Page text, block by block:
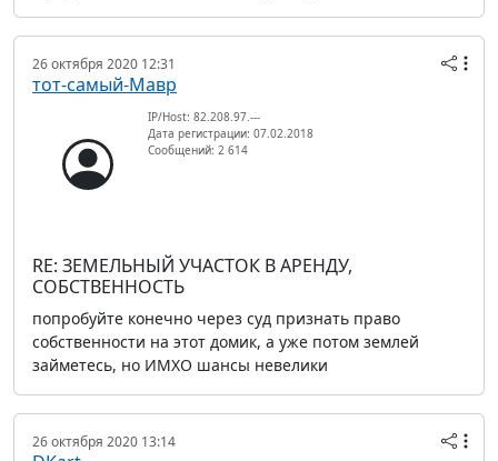
26 октября 2020 12:31
тот-самый-Мавр
IP/Host: 82.208.97.---
Дата регистрации: 07.02.2018
Сообщений: 2 614
RE: ЗЕМЕЛЬНЫЙ УЧАСТОК В АРЕНДУ,
СОБСТВЕННОСТЬ
попробуйте конечно через суд признать право
собственности на этот домик, а уже потом землей
займетесь, но ИМХО шансы невелики
26 октября 2020 13:14